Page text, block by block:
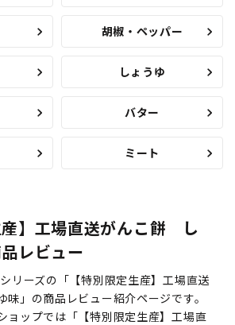
胡椒・ペッパー
しょうゆ
バター
ミート
産】工場直送がんこ餅 し
レビュー
リーズの「【特別限定生産】工場直送
」の商品レビュー紹介ページです。
ョップでは「【特別限定生産】工場直